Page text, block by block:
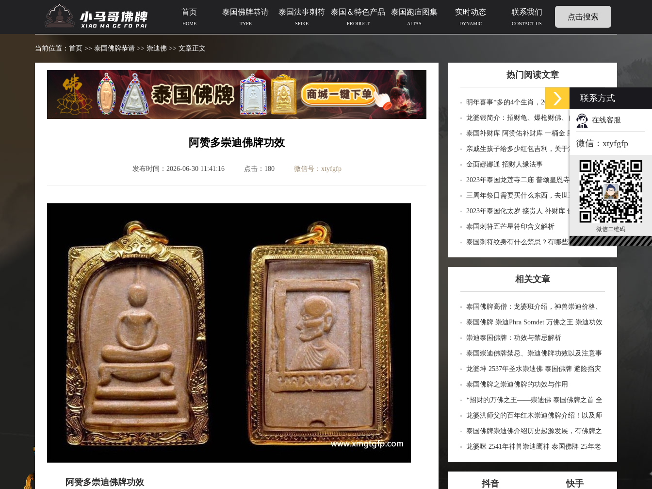
首页
HOME
泰国佛牌恭请
TYPE
泰国法事刺符
SPIKE
泰国＆特色产品
PRODUCT
泰国跑庙图集
ALTAS
实时动态
DYNAMIC
联系我们
CONTACT US
点击搜索
当前位置： 首页 >> 泰国佛牌恭请 >> 崇迪佛 >> 文章正文
阿赞多崇迪佛牌功效
发布时间：2026-06-30 11:41:16 点击：180 微信号：xtyfgfp
阿赞多崇迪佛牌功效
热门阅读文章
明年喜事*多的4个生肖，2024年什么生肖福运
临门好事连连
龙婆银简介：招财龟、爆枪财佛、自身佛牌的
功效介绍
泰国补财库 阿赞佑补财库 一桶金 助力生意财
运财富
亲戚生孩子给多少红包吉利，关于添丁份子钱
风水讲究
金面娜娜通 招财人缘法事
2023年泰国龙莲寺二庙 普颂皇恩寺化太岁 接
贵人 补财库 佛历2566年
三周年祭日需要买什么东西，去世三周年祭祀
用品风水
2023年泰国化太岁 接贵人 补财库 佛历2566年
泰国刺符五芒星符印含义解析
泰国刺符纹身有什么禁忌？有哪些功效？
相关文章
泰国佛牌高僧：龙婆班介绍，神兽崇迪价格、
功效来源详细讲解！
泰国佛牌 崇迪Phra Somdet 万佛之王 崇迪功效
大全
崇迪泰国佛牌：功效与禁忌解析
泰国崇迪佛牌禁忌、崇迪佛牌功效以及注意事
项泰国佛牌
龙婆坤 2537年圣水崇迪佛 泰国佛牌 避险挡灾
转运起运 平安健康 事业家庭
泰国佛牌之崇迪佛牌的功效与作用
*招财的万佛之王——崇迪佛 泰国佛牌之首 全
功效
龙婆洪师父的百年红木崇迪佛牌介绍！以及师
父简介！
泰国佛牌崇迪佛介绍历史起源发展，有佛牌之
王的美称，也称做保命佛牌
龙婆咪 2541年神兽崇迪鹰神 泰国佛牌 25年老
牌 官运财运 生意事业 人缘引贵人 逢凶化吉 事
事顺利
抖音 快手
联系方式
在线客服
微信：xtyfgfp
微信二维码